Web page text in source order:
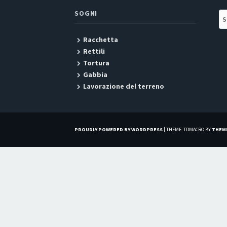
SOGNI
Racchetta
Rettili
Tortura
Gabbia
Lavorazione del terreno
PROUDLY POWERED BY WORDPRESS | THEME: TDMACRO BY